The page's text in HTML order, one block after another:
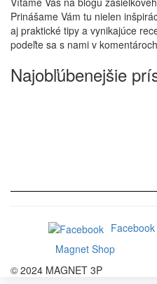
Prinášame Vám tu nielen
aj praktické tipy a vynikajúce
podeľte sa s nami v
Najobľúbenejšie
Facebook
Magnet Shop
© 2024 MAGNET 3P